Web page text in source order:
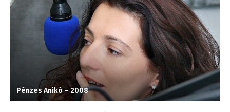
Pénzes Anikó – 2008